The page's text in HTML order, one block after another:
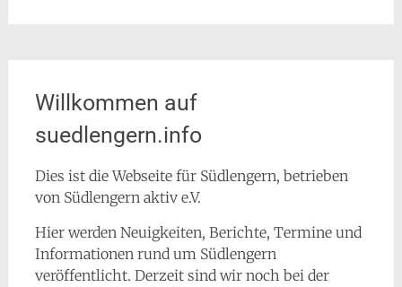
Willkommen auf
suedlengern.info
Dies ist die Webseite für Südlengern, betrieben
von Südlengern aktiv e.V.
Hier werden Neuigkeiten, Berichte, Termine und
Informationen rund um Südlengern
veröffentlicht. Derzeit sind wir noch bei der